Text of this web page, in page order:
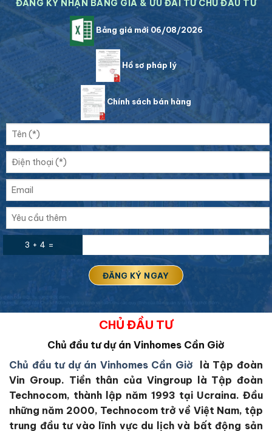
ĐĂNG KÝ NHẬN BẢNG GIÁ & ƯU ĐÃI TỪ CHỦ ĐẦU TƯ
Bảng giá mới 06/08/2026
Hồ sơ pháp lý
Chính sách bán hàng
3 + 4 =
CHỦ ĐẦU TƯ
Chủ đầu tư dự án Vinhomes Cần Giờ
Chủ đầu tư dự án Vinhomes Cần Giờ
là Tập đoàn
Vin Group. Tiền thân của Vingroup là Tập đoàn
Technocom, thành lập năm 1993 tại Ucraina. Đầu
những năm 2000, Technocom trở về Việt Nam, tập
trung đầu tư vào lĩnh vực du lịch và bất động sản